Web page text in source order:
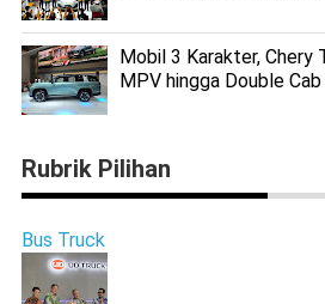
Mobil 3 Karakter, Chery
MPV hingga Double Cab
Rubrik Pilihan
Bus Truck